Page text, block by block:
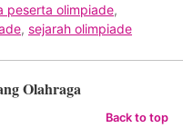
peserta olimpiade,
, sejarah olimpiade
Olahraga
Back to top